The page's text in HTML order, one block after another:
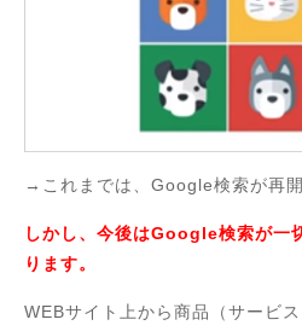
→これまでは、Google検索が再開
しかし、今後はGoogle検索が一
ります。
WEBサイト上から商品（サービ